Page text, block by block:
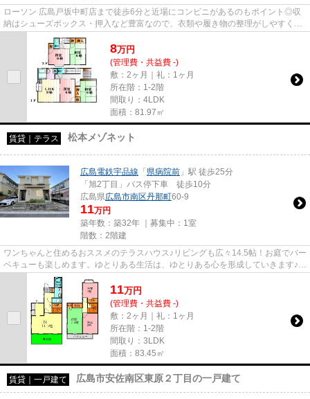
ローソン 広島戸坂中町店まで徒歩6分と近場にコンビニがあるのもポイント◎収
納はシューズボックス・押入など豊富なので、衣類や履き物の整理がしやすく便
利です◎駐車場がご利用いただ...
8万円
(管理費・共益費 -)
敷：2ヶ月｜礼：1ヶ月
所在階：1-2階
間取り：4LDK
面積：81.97㎡
賃貸｜テラス 松本メゾネット
広島電鉄宇品線 「 県病院前 」駅 徒歩25分
「旭2丁目」バス停下車 徒歩10分
広島県広島市南区丹那町60-9
11万円
築年数：築32年 ｜募集中： 1室
階数：2階建
ワンちゃんと住めるおススメのテラスハウス♪リビングも広々14.5帖！お庭でバー
ベキューも楽しめます。ゆとりある生活は、ゆとりある心を形成していきます♪そ
のためには、住みよい生活...
11万円
(管理費・共益費 -)
敷：2ヶ月｜礼：1ヶ月
所在階：1-2階
間取り：3LDK
面積：83.45㎡
賃貸｜一戸建て 広島市安佐南区東原２丁目の一戸建て